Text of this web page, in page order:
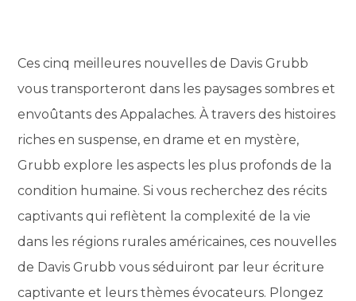
Ces cinq meilleures nouvelles de Davis Grubb
vous transporteront dans les paysages sombres et
envoûtants des Appalaches. À travers des histoires
riches en suspense, en drame et en mystère,
Grubb explore les aspects les plus profonds de la
condition humaine. Si vous recherchez des récits
captivants qui reflètent la complexité de la vie
dans les régions rurales américaines, ces nouvelles
de Davis Grubb vous séduiront par leur écriture
captivante et leurs thèmes évocateurs. Plongez